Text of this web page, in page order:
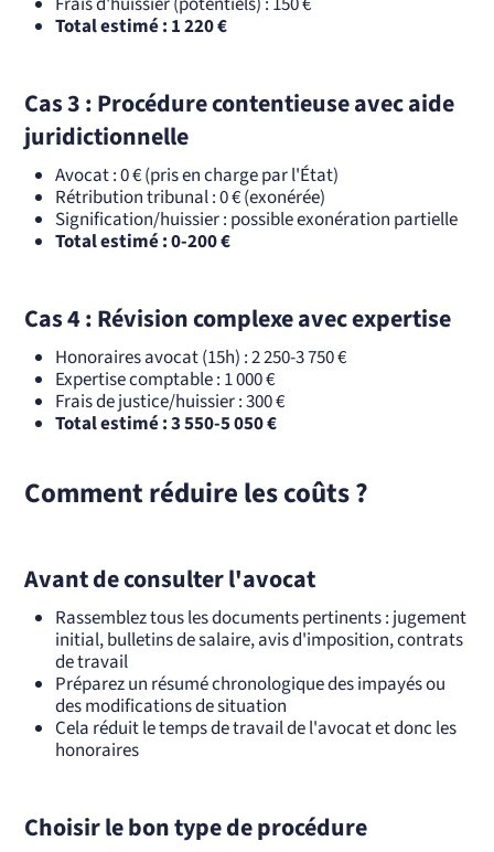
Total estimé : 1 220 €
Cas 3 : Procédure contentieuse avec aide
juridictionnelle
Avocat : 0 € (pris en charge par l'État)
Rétribution tribunal : 0 € (exonérée)
Signification/huissier : possible exonération partielle
Total estimé : 0-200 €
Cas 4 : Révision complexe avec expertise
Honoraires avocat (15h) : 2 250-3 750 €
Expertise comptable : 1 000 €
Frais de justice/huissier : 300 €
Total estimé : 3 550-5 050 €
Comment réduire les coûts ?
Avant de consulter l'avocat
Rassemblez tous les documents pertinents : jugement
initial, bulletins de salaire, avis d'imposition, contrats
de travail
Préparez un résumé chronologique des impayés ou
des modifications de situation
Cela réduit le temps de travail de l'avocat et donc les
honoraires
Choisir le bon type de procédure